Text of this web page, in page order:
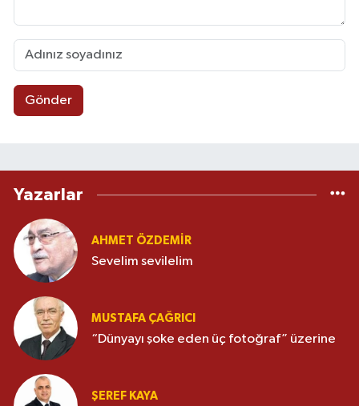
Gönder
Yazarlar
AHMET ÖZDEMIR
Sevelim sevilelim
MUSTAFA ÇAĞRICI
“Dünyayı şoke eden üç fotoğraf” üzerine
ŞEREF KAYA